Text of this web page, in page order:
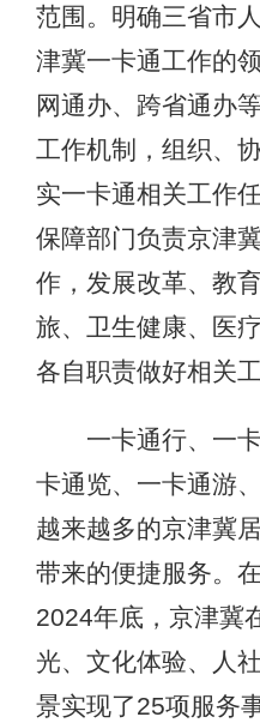
范围。明确三省市
津冀一卡通工作的
网通办、跨省通办
工作机制，组织、
实一卡通相关工作
保障部门负责京津
作，发展改革、教
旅、卫生健康、医
各自职责做好相关工
一卡通行、一卡
卡通览、一卡通游
越来越多的京津冀
带来的便捷服务。
2024年底，京津冀
光、文化体验、人
景实现了25项服务